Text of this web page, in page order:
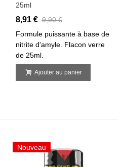
25ml
8,91 € 9,90 €
Formule puissante à base de
nitrite d'amyle. Flacon verre
de 25ml.
Ajouter au panier
Nouveau